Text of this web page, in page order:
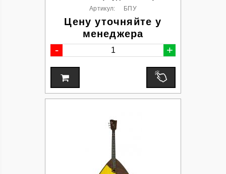
Артикул: БПУ
Цену уточняйте у
менеджера
+
-